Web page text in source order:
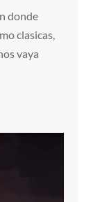
donde
clasicas,
vaya